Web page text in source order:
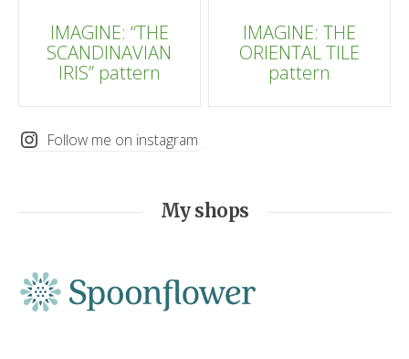
Post
navigation
IMAGINE: “THE
SCANDINAVIAN
IRIS” pattern
IMAGINE: THE
ORIENTAL TILE
pattern
Follow me on instagram
My shops